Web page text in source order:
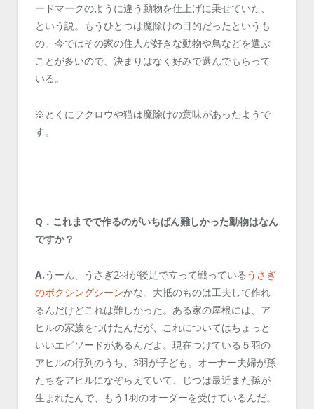
ードマークのように違う動物を仕上げに乗せていた、
という説。もうひとつは魔除けの目的だったというも
の。今ではその家の住人が好きな動物や鳥などを選ぶ
ことが多いので、決まりはなく好みで選んでもらって
いる。
※とくにフクロウや猫は魔除けの意味があったようで
す。
Q．これまでで作るのがいちばん難しかった動物はなん
ですか？
A.うーん、うさぎ2羽が後足で立って戦っている うさぎ
のボクシングシーンかな。大抵のものは工夫して作れ
るんだけどこれは難しかった。 ある家の屋根には、ア
ヒルの家族をつけたんだが、これについてはちょっと
いいエピソードがあるんだよ。現在つけている５羽の
アヒルの行列のうち、3羽が子ども。オーナー夫婦が孫
たちをアヒルになぞらえていて、じつは最近また孫が
生まれたんで、もう1羽のオーダーを受けているんだ。